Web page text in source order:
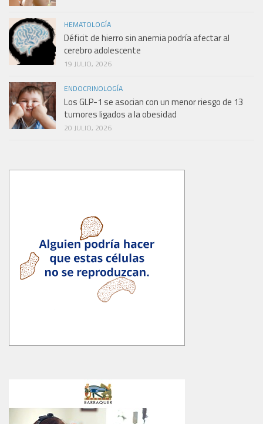
HEMATOLOGÍA
Déficit de hierro sin anemia podría afectar al
cerebro adolescente
19 JULIO, 2026
ENDOCRINOLOGÍA
Los GLP-1 se asocian con un menor riesgo de 13
tumores ligados a la obesidad
20 JULIO, 2026